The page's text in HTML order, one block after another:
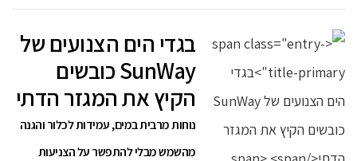
בגדי הים הצנועים של
SunWay כובשים
הקיץ את המגזר הדתי
נוחות מרבית במים, עמידות לכלור והגנה
מהשמש מבלי להתפשר על הצניעות